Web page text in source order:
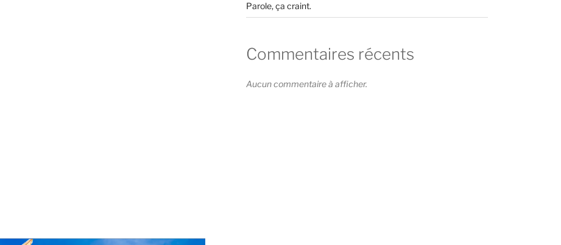
Parole, ça craint.
Commentaires récents
Aucun commentaire à afficher.